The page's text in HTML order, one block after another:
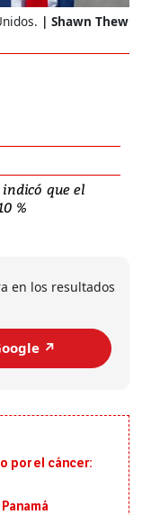
Shawn Thew
que el
%
en los resultados
↗️
por el cáncer: